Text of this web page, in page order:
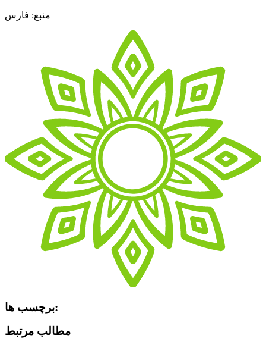
منبع: فارس
برچسب ها:
مطالب مرتبط